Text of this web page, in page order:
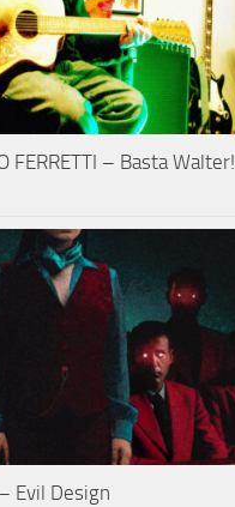
FERRETTI – Basta Walter!
Evil Design